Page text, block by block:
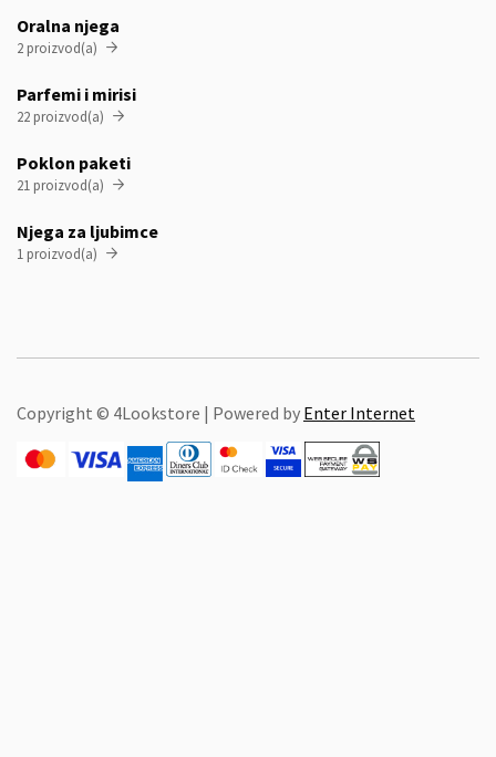
Oralna njega
2 proizvod(a) 
Parfemi i mirisi
22 proizvod(a) 
Poklon paketi
21 proizvod(a) 
Njega za ljubimce
1 proizvod(a) 
Copyright © 4Lookstore | Powered by Enter Internet